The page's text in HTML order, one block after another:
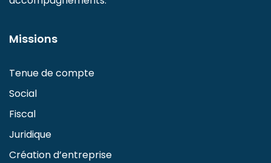
Missions
Tenue de compte
Social
Fiscal
Juridique
Création d’entreprise